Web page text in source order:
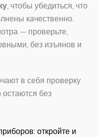
, чтобы убедиться, что
качественно.
— проверьте,
без изъянов и
в себя проверку
без
откройте и